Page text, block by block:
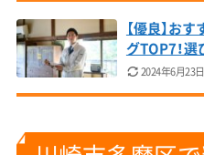
【優良】お
グTOP7！
2024年6月23日